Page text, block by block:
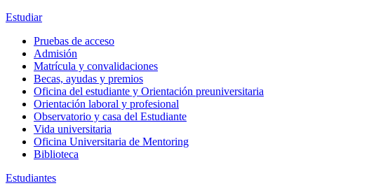
Estudiar
Pruebas de acceso
Admisión
Matrícula y convalidaciones
Becas, ayudas y premios
Oficina del estudiante y Orientación preuniversitaria
Orientación laboral y profesional
Observatorio y casa del Estudiante
Vida universitaria
Oficina Universitaria de Mentoring
Biblioteca
Estudiantes